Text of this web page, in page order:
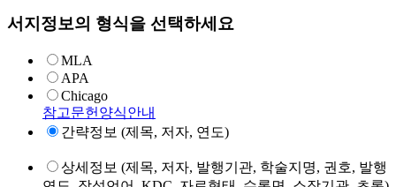
서지정보의 형식을 선택하세요
MLA
APA
Chicago
참고문헌양식안내
간략정보 (제목, 저자, 연도)
상세정보 (제목, 저자, 발행기관, 학술지명, 권호, 발행